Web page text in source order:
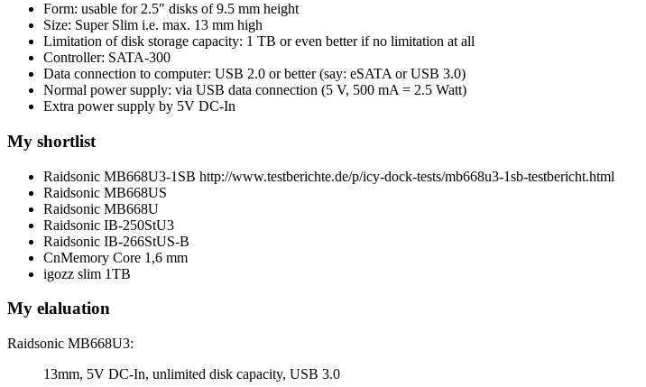
Form: usable for 2.5″ disks of 9.5 mm height
Size: Super Slim i.e. max. 13 mm high
Limitation of disk storage capacity: 1 TB or even better if no limitation at all
Controller: SATA-300
Data connection to computer: USB 2.0 or better (say: eSATA or USB 3.0)
Normal power supply: via USB data connection (5 V, 500 mA = 2.5 Watt)
Extra power supply by 5V DC-In
My shortlist
Raidsonic MB668U3-1SB http://www.testberichte.de/p/icy-dock-tests/mb668u3-1sb-testbericht.html
Raidsonic MB668US
Raidsonic MB668U
Raidsonic IB-250StU3
Raidsonic IB-266StUS-B
CnMemory Core 1,6 mm
igozz slim 1TB
My elaluation
Raidsonic MB668U3:
13mm, 5V DC-In, unlimited disk capacity, USB 3.0